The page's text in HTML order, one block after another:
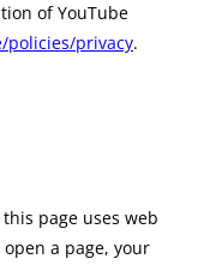
of YouTube
policies/privacy.
page uses web
a page, your